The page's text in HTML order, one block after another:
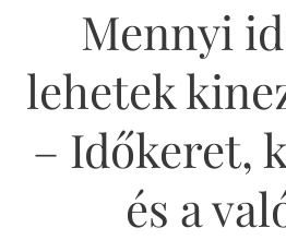
Mennyi
lehetek
– Időkeret,
és a